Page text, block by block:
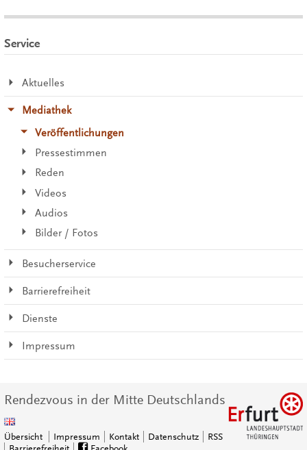
Service
Aktuelles
Mediathek
Veröffentlichungen
Pressestimmen
Reden
Videos
Audios
Bilder / Fotos
Besucherservice
Barrierefreiheit
Dienste
Impressum
Rendezvous in der Mitte Deutschlands
Übersicht Impressum Kontakt Datenschutz
RSS